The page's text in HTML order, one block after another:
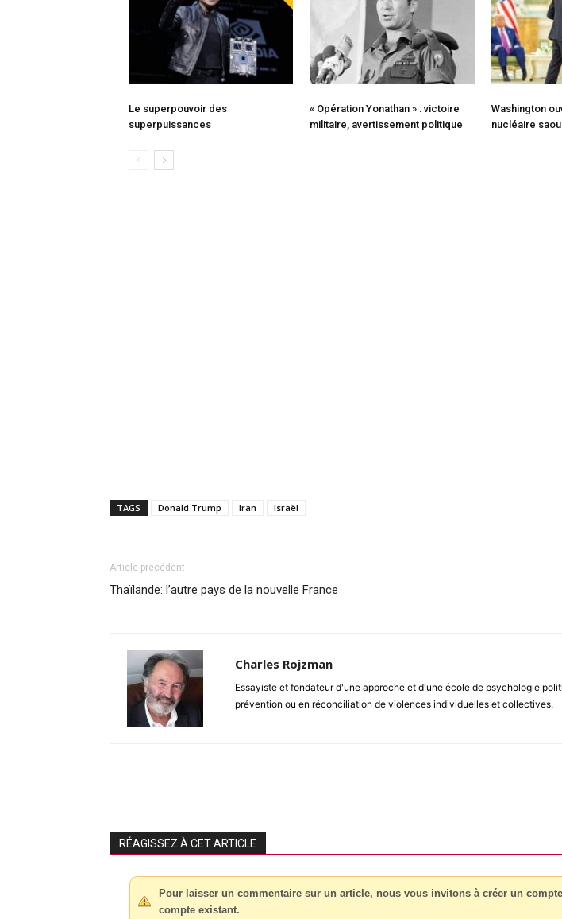
Le superpouvoir des
superpuissances
« Opération Yonathan » : victoire
militaire, avertissement politique
Washington
nucléaire
TAGS Donald Trump Iran Israël
Article précédent
Thaïlande: l’autre pays de la nouvelle France
Charles Rojzman
Essayiste et fondateur d'une approche et d'une école de psychologie
prévention ou en réconciliation de violences individuelles et collectives.
RÉAGISSEZ À CET ARTICLE
Pour laisser un commentaire sur un article, nous vous invitons à créer un
compte existant.